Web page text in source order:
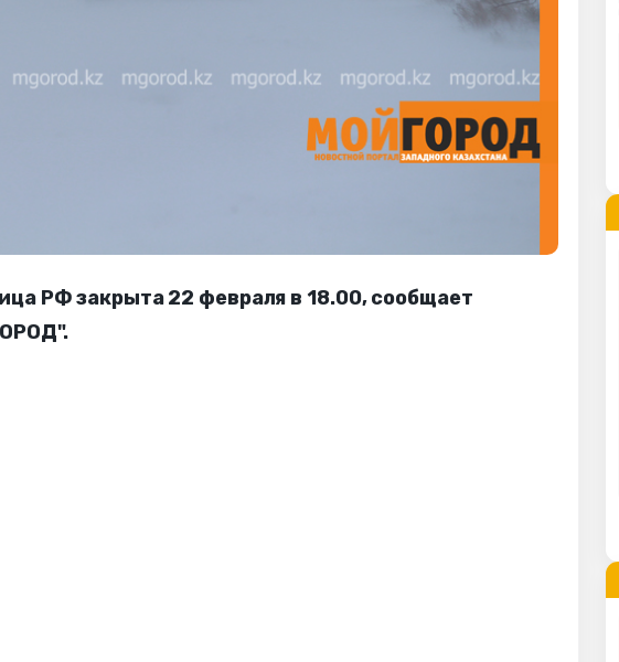
РФ закрыта 22 февраля в 18.00, сообщает